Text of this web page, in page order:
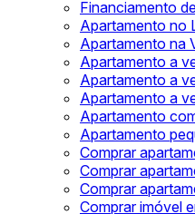
Financiamento
Apartamento no
Apartamento na
Apartamento a
Apartamento a
Apartamento a
Apartamento
Apartamento
Comprar
Comprar
Comprar
Comprar imóvel